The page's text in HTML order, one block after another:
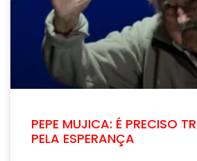
PEPE MUJICA: É PRECISO
PELA ESPERANÇA